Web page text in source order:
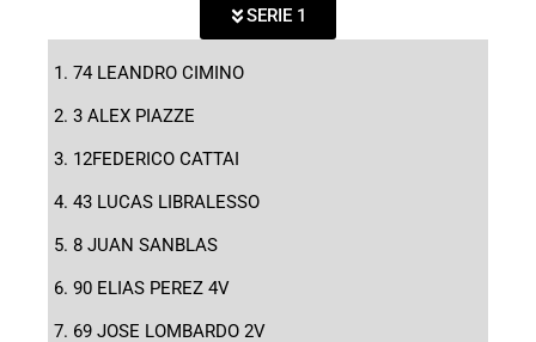
SERIE 1
74 LEANDRO CIMINO
3 ALEX PIAZZE
12FEDERICO CATTAI
43 LUCAS LIBRALESSO
8 JUAN SANBLAS
90 ELIAS PEREZ 4V
69 JOSE LOMBARDO 2V